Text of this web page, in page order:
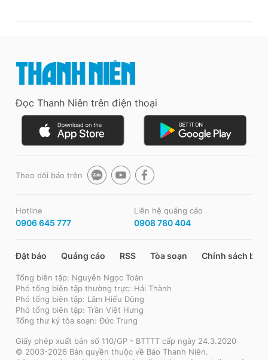
Đọc Thanh Niên trên điện thoại
Theo dõi báo trên
Hotline
0906 645 777
Liên hệ quảng cáo
0908 780 404
Đặt báo Quảng cáo RSS Tòa soạn Chính sách bảo
Tổng biên tập: Nguyễn Ngọc Toàn
Phó tổng biên tập thường trực: Hải Thành
Phó tổng biên tập: Lâm Hiếu Dũng
Phó tổng biên tập: Trần Việt Hưng
Tổng thư ký tòa soạn: Đức Trung
Giấy phép xuất bản số 110/GP - BTTTT cấp ngày 24.3.2020
© 2003-2026 Bản quyền thuộc về Báo Thanh Niên.